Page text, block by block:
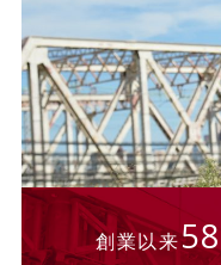
創業以来58